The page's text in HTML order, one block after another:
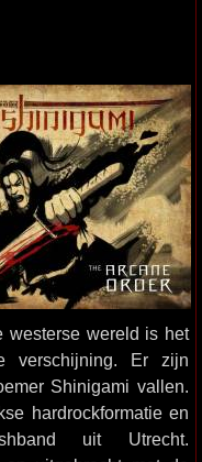
westerse wereld is het
verschijning. Er zijn
Shinigami vallen.
hardrockformatie en
uit Utrecht.